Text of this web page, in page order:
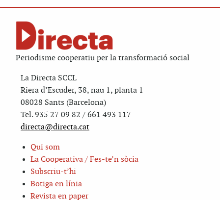
Periodisme cooperatiu per la transformació social
La Directa SCCL
Riera d’Escuder, 38, nau 1, planta 1
08028 Sants (Barcelona)
Tel. 935 27 09 82 / 661 493 117
directa@directa.cat
Qui som
La Cooperativa / Fes-te’n sòcia
Subscriu-t’hi
Botiga en línia
Revista en paper